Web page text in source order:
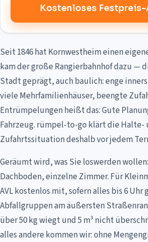
Kostenloses
Seit 1846 hat Kornwestheim einen
kam der große Rangierbahnhof dazu —
Stadt geprägt, auch baulich: enge
viele Mehrfamilienhäuser, beengte
Entrümpelungen heißt das: Gute
Fahrzeug. rümpel-to-go klärt die Halte-
Zufahrtssituation deshalb vor jedem
Geräumt wird, was Sie loswerden
Dachboden, einzelne Zimmer. Für
AVL kostenlos mit, sofern alles bis 6 Uhr
Abfallgruppen am äußersten
über 50 kg wiegt und 5 m³ nicht
alles andere kommen wir: ohne